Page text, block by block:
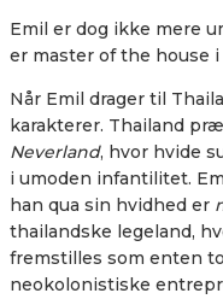
Emil er dog ikke mere
er master of the house
Når Emil drager til
karakterer. Thailand
Neverland, hvor hvide
i umoden infantilitet.
han qua sin hvidhed er
thailandske legeland,
fremstilles som enten
neokolonistiske